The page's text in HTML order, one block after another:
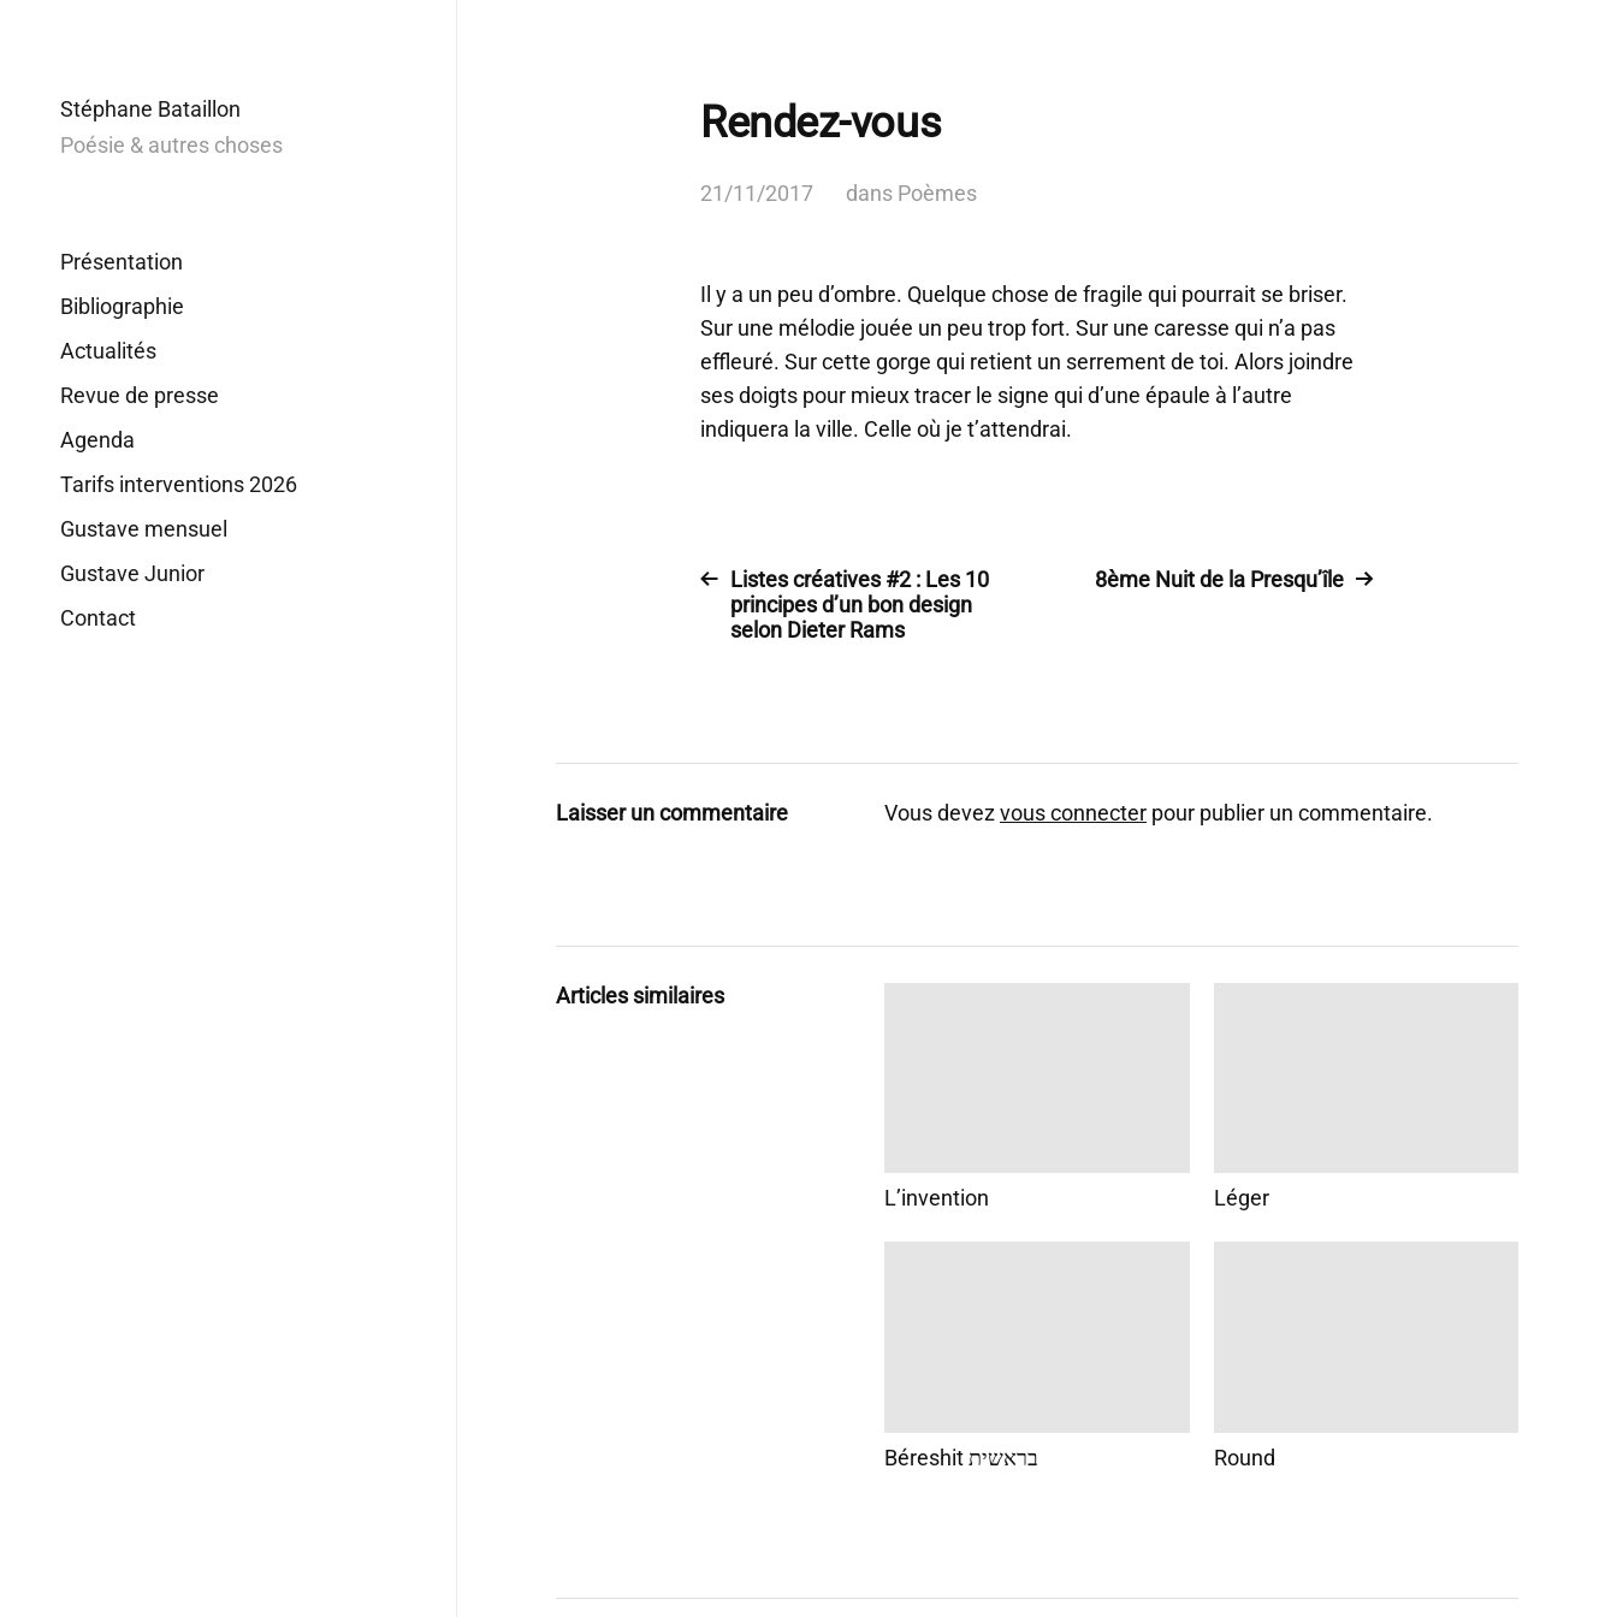
Stéphane Bataillon
Poésie & autres choses
Présentation
Bibliographie
Actualités
Revue de presse
Agenda
Tarifs interventions 2026
Gustave mensuel
Gustave Junior
Contact
Rendez-vous
21/11/2017 dans Poèmes
Il y a un peu d’ombre. Quelque chose de fragile qui pourrait se briser.
Sur une mélodie jouée un peu trop fort. Sur une caresse qui n’a pas
effleuré. Sur cette gorge qui retient un serrement de toi. Alors joindre
ses doigts pour mieux tracer le signe qui d’une épaule à l’autre
indiquera la ville. Celle où je t’attendrai.
Listes créatives #2 : Les 10
principes d’un bon design
selon Dieter Rams
8ème Nuit de la Presqu’île
Laisser un commentaire Vous devezvous connecter pour publier un commentaire.
Articles similaires
L’invention Léger
Béreshit בראשית Round